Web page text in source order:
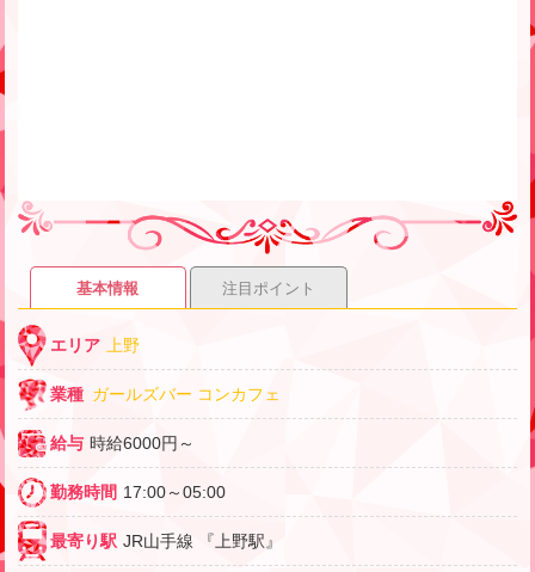
基本情報 注目ポイント
エリア 上野
業種 ガールズバー コンカフェ
給与 時給6000円～
勤務時間 17:00～05:00
最寄り駅 JR山手線 『上野駅』